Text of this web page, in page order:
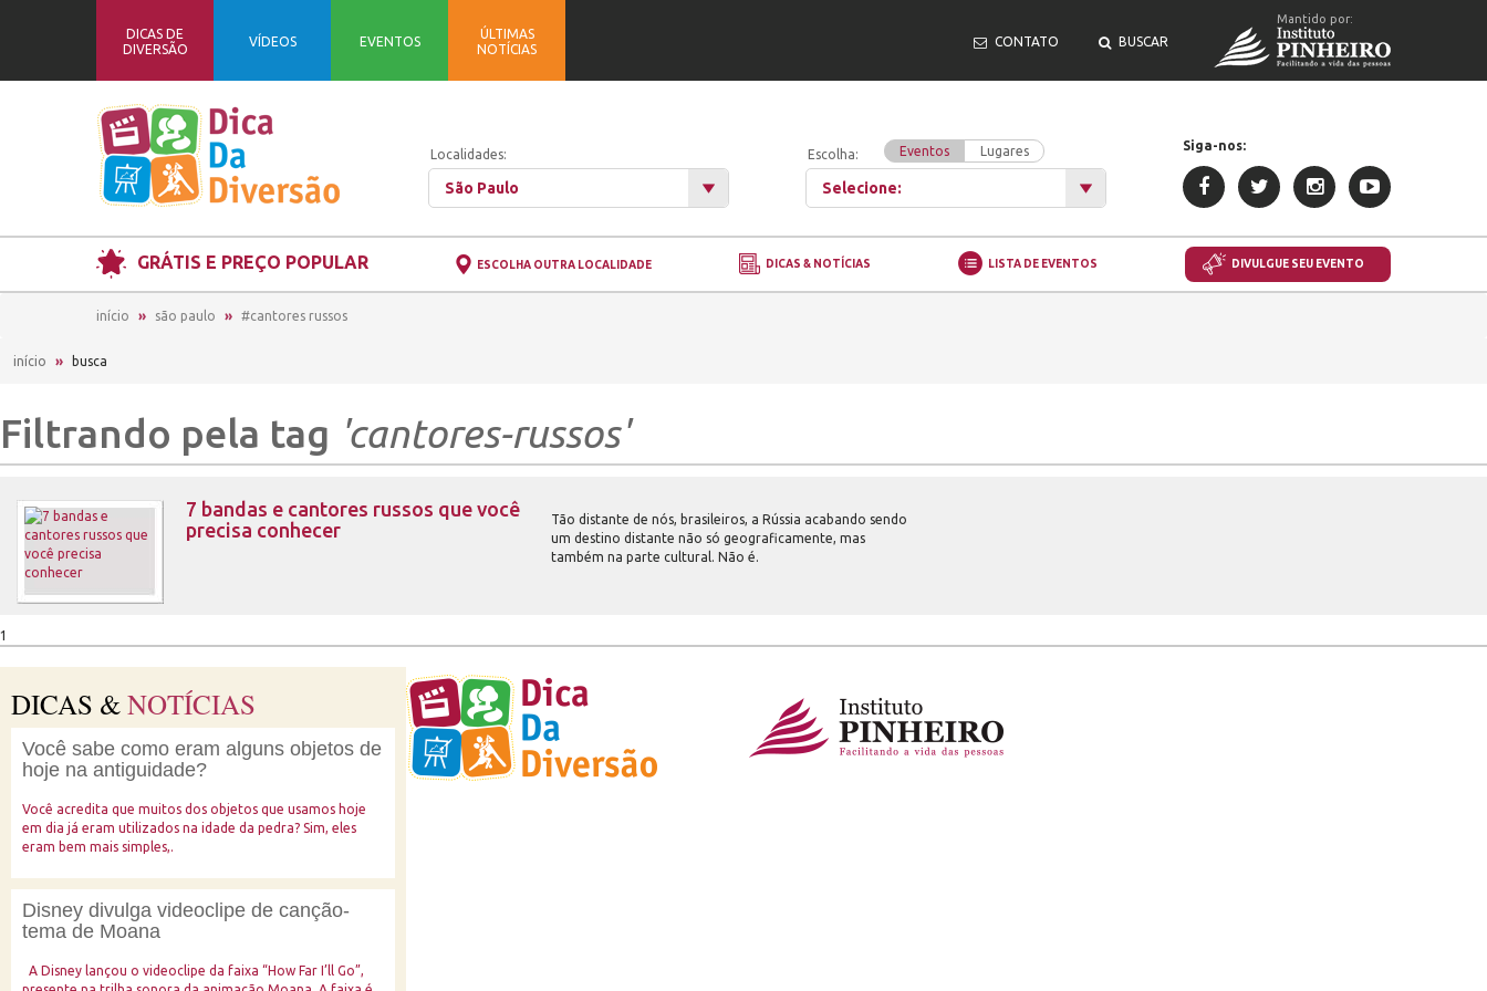
DICAS DE
DIVERSÃO
VÍDEOS EVENTOS
ÚLTIMAS
NOTÍCIAS
CONTATO BUSCAR
Mantido por:
Localidades:
São Paulo
Escolha: Eventos Lugares
Selecione:
Siga-nos:
GRÁTIS E PREÇO POPULAR ESCOLHA OUTRA LOCALIDADE DICAS & NOTÍCIAS LISTA DE EVENTOS DIVULGUE SEU EVENTO
início são paulo #cantores russos
início » busca
Filtrando pela tag 'cantores-russos'
7 bandas e cantores russos que você
precisa conhecer
Tão distante de nós, brasileiros, a Rússia acabando sendo
um destino distante não só geograficamente, mas
também na parte cultural. Não é.
1
DICAS &NOTÍCIAS
Você sabe como eram alguns objetos de
hoje na antiguidade?
Você acredita que muitos dos objetos que usamos hoje
em dia já eram utilizados na idade da pedra? Sim, eles
eram bem mais simples,.
Disney divulga videoclipe de canção-
tema de Moana
A Disney lançou o videoclipe da faixa “How Far I’ll Go”,